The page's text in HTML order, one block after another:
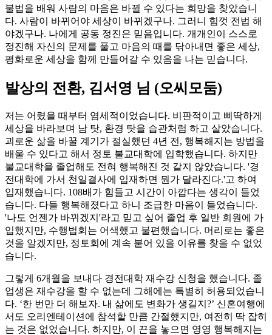
불법을 배워 사람의 마음은 바뀔 수 있다는 희망을 찾았습니
다. 사람이 바뀌어야 세상이 바뀌겠구나. 그러니 힘껏 전법 해
야겠구나. 나에게 공동 정진은 믿음입니다. 개개인이 스스로
정진해 자신의 문제를 풀고 마음의 때를 닦아내면 좋은 세상,
평화로운 세상을 함께 만들어갈 수 있음을 나는 믿습니다.
발상의 전환, 김서영 님 (오씨모둠)
저는 어렸을 때부터 염세적이었습니다. 비판적이고 삐딱하게
세상을 바라보며 남 탓, 환경 탓을 습관처럼 하고 살았습니다.
괴로운 삶을 바꿀 계기가 절실했던 4년 전, 행복해지는 방법을
배울 수 있다고 해서 정토 불교대학에 입학했습니다. 하지만
불교대학을 졸업해도 전혀 행복해진 것 같지 않았습니다. '경
전대학에 가서 천일결사에 입재하면 뭔가 달라진다.'고 하여
입재했습니다. 108배가 힘들고 시간이 아깝다는 생각이 들었
습니다. 다들 행복해졌다고 하니 조급한 마음이 들었습니다.
'나도 언젠가 바뀌겠지'라고 믿고 싶어 졸업 후 일반 회원에 가
입했지만, 수행법회는 어색했고 불편했습니다. 머리로는 좋은
것을 알겠지만, 정토회에 계속 붙어 있을 이유를 찾을 수 없었
습니다.
그렇게 6개월을 보내다 경전대학 재수강 신청을 했습니다. 졸
업생은 재수강을 할 수 없는데 그해에는 특별히 허용되었습니
다. ‘한 번만 더 해보자. 내 삶에도 변화가 생길지?’ 신혼여행에
서도 오리엔테이션에 참석할 만큼 간절했지만, 여전히 딱 잡히
는 것은 없었습니다. 하지만, 이 끈을 놓으면 영영 행복해지는